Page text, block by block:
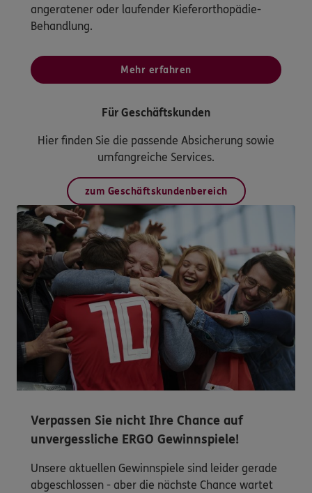
angeratener oder laufender Kieferorthopädie-
Behandlung.
Mehr erfahren
Für Geschäftskunden
Hier finden Sie die passende Absicherung sowie
umfangreiche Services.
zum Geschäftskundenbereich
Verpassen Sie nicht Ihre Chance auf
unvergessliche ERGO Gewinnspiele!
Unsere aktuellen Gewinnspiele sind leider gerade
abgeschlossen - aber die nächste Chance wartet